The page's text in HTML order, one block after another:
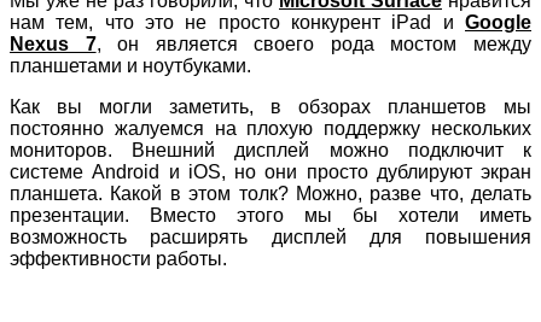
нам тем, что это не просто конкурент iPad и Google
Nexus 7, он является своего рода мостом между
планшетами и ноутбуками.
Как вы могли заметить, в обзорах планшетов мы
постоянно жалуемся на плохую поддержку нескольких
мониторов. Внешний дисплей можно подключит к
системе Android и iOS, но они просто дублируют экран
планшета. Какой в этом толк? Можно, разве что, делать
презентации. Вместо этого мы бы хотели иметь
возможность расширять дисплей для повышения
эффективности работы.